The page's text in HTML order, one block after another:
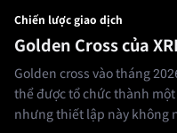
Chiến lược giao dịch
Golden Cross của
Golden cross vào tháng
thể được tổ chức thành
nhưng thiết lập này không